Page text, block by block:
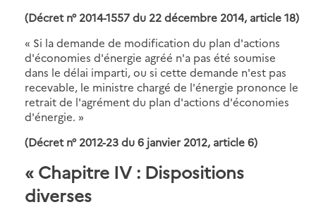
(Décret n° 2014-1557 du 22 décembre 2014, article 18)
« Si la demande de modification du plan d'actions
d'économies d'énergie agréé n'a pas été soumise
dans le délai imparti, ou si cette demande n'est pas
recevable, le ministre chargé de l'énergie prononce le
retrait de l'agrément du plan d'actions d'économies
d'énergie. »
(Décret n° 2012-23 du 6 janvier 2012, article 6)
« Chapitre IV : Dispositions
diverses